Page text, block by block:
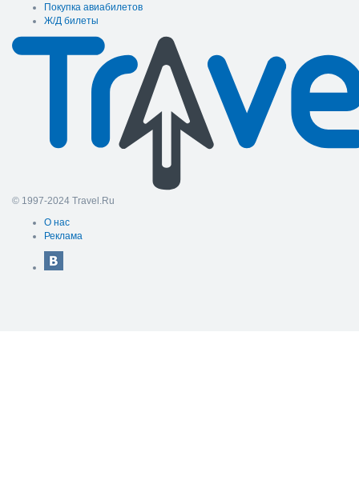
Покупка авиабилетов
Ж/Д билеты
© 1997-2024 Travel.Ru
О нас
Реклама